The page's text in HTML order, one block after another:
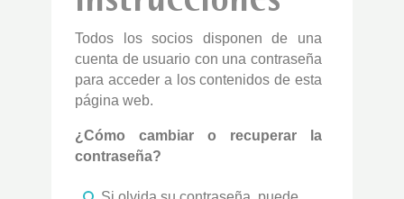
Todos los socios disponen de una
cuenta de usuario con una contraseña
para acceder a los contenidos de esta
página web.
¿Cómo cambiar o recuperar la
contraseña?